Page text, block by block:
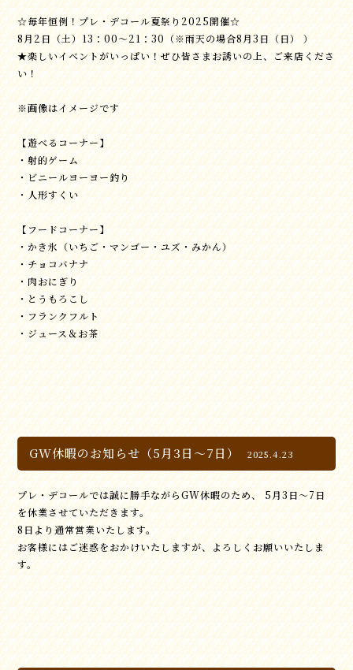
☆毎年恒例！プレ・デコール夏祭り2025開催☆
8月2日（土）13：00～21：30（※雨天の場合8月3日（日） ）
★楽しいイベントがいっぱい！ぜひ皆さまお誘いの上、ご来店くださ
い！
※画像はイメージです
【遊べるコーナー】
・射的ゲーム
・ビニールヨーヨー釣り
・人形すくい
【フードコーナー】
・かき氷（いちご・マンゴー・ユズ・みかん）
・チョコバナナ
・肉おにぎり
・とうもろこし
・フランクフルト
・ジュース＆お茶
GW休暇のお知らせ（5月3日～7日） 2025.4.23
プレ・デコールでは誠に勝手ながらGW休暇のため、 5月3日～7日
を休業させていただきます。
8日より通常営業いたします。
お客様にはご迷惑をおかけいたしますが、よろしくお願いいたしま
す。